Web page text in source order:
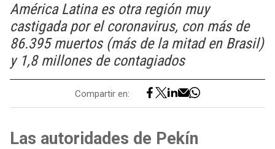
América Latina es otra región muy
castigada por el coronavirus, con más de
86.395 muertos (más de la mitad en Brasil)
y 1,8 millones de contagiados
Compartir en:
Las autoridades de Pekín